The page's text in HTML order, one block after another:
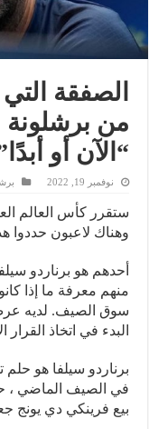
الصفقة
من برشلونة
“الآن أو
نوفمبر 19, 2022
ستقرر كأس العالم
وهناك لاعبون حددوا
أحدهم هو برناردو
منهم معرفة ما إذا
سوق الصيف. لديه
البدء في اتخاذ
برناردو سيلفا هو
في الصيف الماضي ،
بيع فرينكي دي يونج